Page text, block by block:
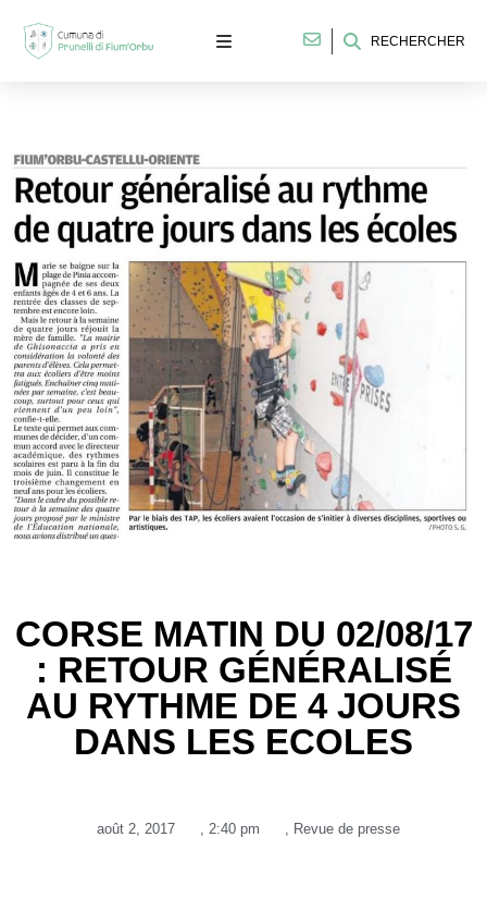
RECHERCHER
CORSE MATIN DU 02/08/17
: RETOUR GÉNÉRALISÉ
AU RYTHME DE 4 JOURS
DANS LES ECOLES
août 2, 2017 , 2:40 pm , Revue de presse